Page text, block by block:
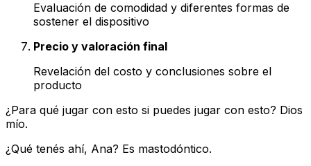
Evaluación de comodidad y diferentes formas de
sostener el dispositivo
Precio y valoración final
Revelación del costo y conclusiones sobre el
producto
¿Para qué jugar con esto si puedes jugar con esto? Dios
mío.
¿Qué tenés ahí, Ana? Es mastodóntico.